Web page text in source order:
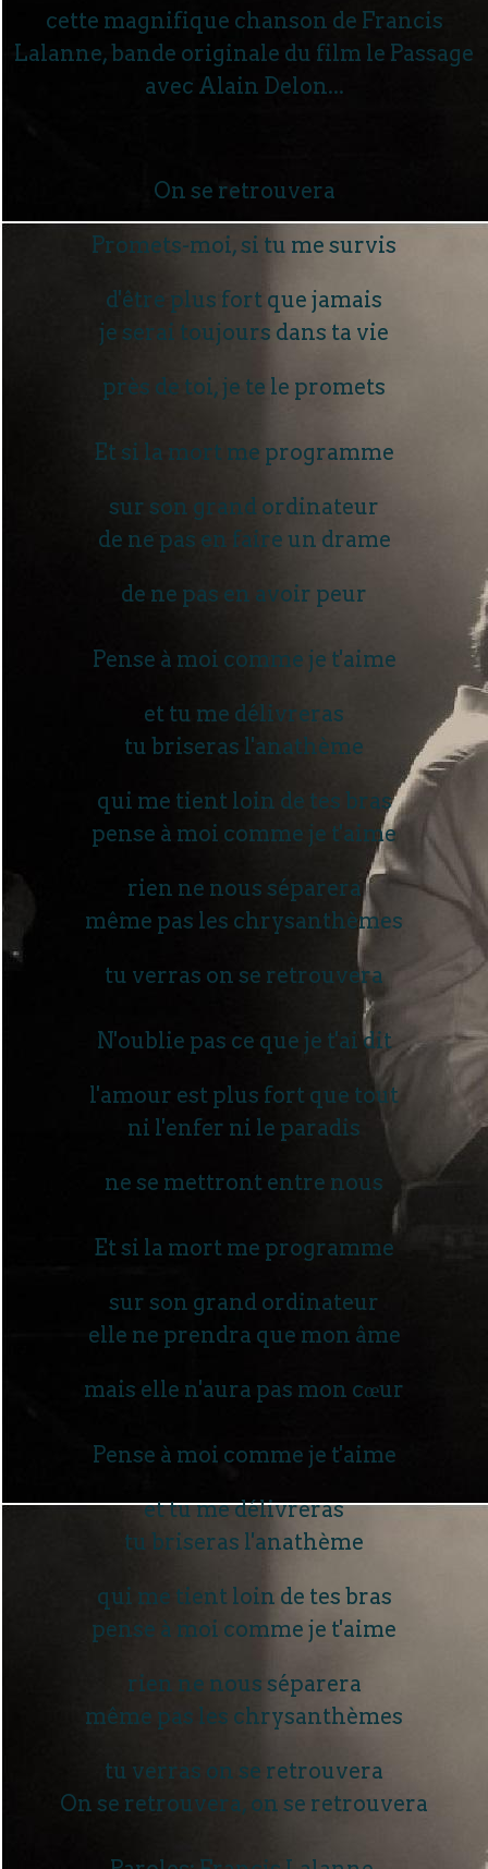
cette magnifique chanson de Francis
Lalanne, bande originale du film le Passage
avec Alain Delon...
On se retrouvera
Promets-moi, si tu me survis
d'être plus fort que jamais
je serai toujours dans ta vie
près de toi, je te le promets
Et si la mort me programme
sur son grand ordinateur
de ne pas en faire un drame
de ne pas en avoir peur
Pense à moi comme je t'aime
et tu me délivreras
tu briseras l'anathème
qui me tient loin de tes bras
pense à moi comme je t'aime
rien ne nous séparera
même pas les chrysanthèmes
tu verras on se retrouvera
N'oublie pas ce que je t'ai dit
l'amour est plus fort que tout
ni l'enfer ni le paradis
ne se mettront entre nous
Et si la mort me programme
sur son grand ordinateur
elle ne prendra que mon âme
mais elle n'aura pas mon cœur
Pense à moi comme je t'aime
et tu me délivreras
tu briseras l'anathème
qui me tient loin de tes bras
pense à moi comme je t'aime
rien ne nous séparera
même pas les chrysanthèmes
tu verras on se retrouvera
On se retrouvera, on se retrouvera